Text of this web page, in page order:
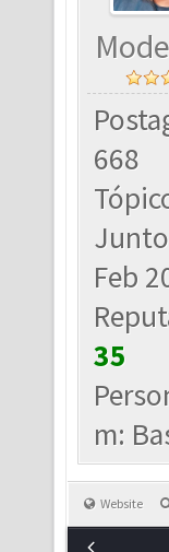
668
Feb
35
m:
Website